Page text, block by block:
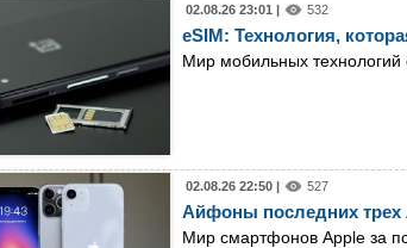
02.08.26 23:01 | 532
eSIM: Технология,
Мир мобильных технологий
02.08.26 22:50 | 527
Айфоны последних трех
Мир смартфонов Apple за